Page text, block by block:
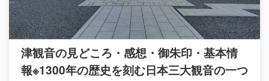
津観音の見どころ・感想・御朱印・基本情
報※1300年の歴史を刻む日本三大観音の一つ